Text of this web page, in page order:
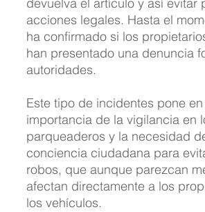
devuelva el artículo y así evitar
acciones legales. Hasta el
ha confirmado si los
han presentado una denuncia
autoridades.
Este tipo de incidentes pone
importancia de la vigilancia en
parqueaderos y la necesidad
conciencia ciudadana para
robos, que aunque parezcan
afectan directamente a los
los vehículos.